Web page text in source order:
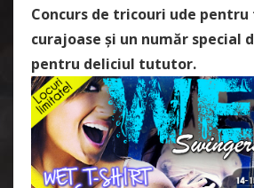
Concurs de tricouri ude
curajoase și un număr special
pentru deliciul tututor.